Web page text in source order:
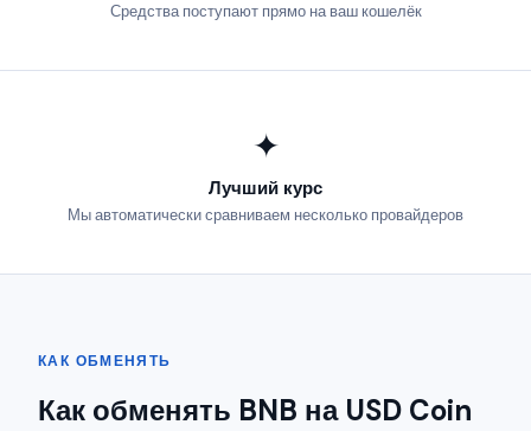
Средства поступают прямо на ваш кошелёк
✦
Лучший курс
Мы автоматически сравниваем несколько провайдеров
КАК ОБМЕНЯТЬ
Как обменять BNB на USD Coin